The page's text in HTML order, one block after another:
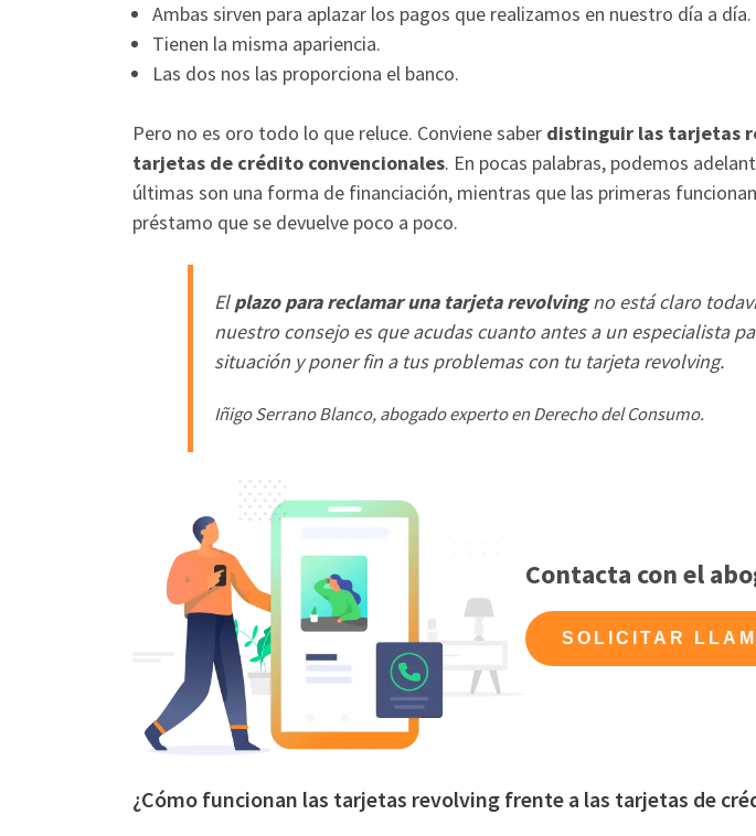
Ambas sirven para aplazar los pagos que realizamos en nuestro día a día.
Tienen la misma apariencia.
Las dos nos las proporciona el banco.
Pero no es oro todo lo que reluce. Conviene saber distinguir las tarjetas
tarjetas de crédito convencionales. En pocas palabras, podemos
últimas son una forma de financiación, mientras que las primeras
préstamo que se devuelve poco a poco.
Elplazo para reclamar una tarjeta revolvingno está claro
nuestro consejo es que acudas cuanto antes a un especialista
situación y poner fin a tus problemas con tu tarjeta revolving.
Iñigo Serrano Blanco, abogado experto en Derecho del Consumo.
Contacta con el
SOLICITAR
¿Cómo funcionan las tarjetas revolving frente a las tarjetas de